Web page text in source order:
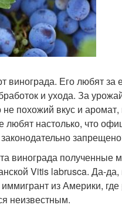
винограда. Его любят за
и ухода. За
похожий вкус и
любят настолько, что
винограда полученные
Vitis labrusca. Да-да,
из Америки,
неизвестным.